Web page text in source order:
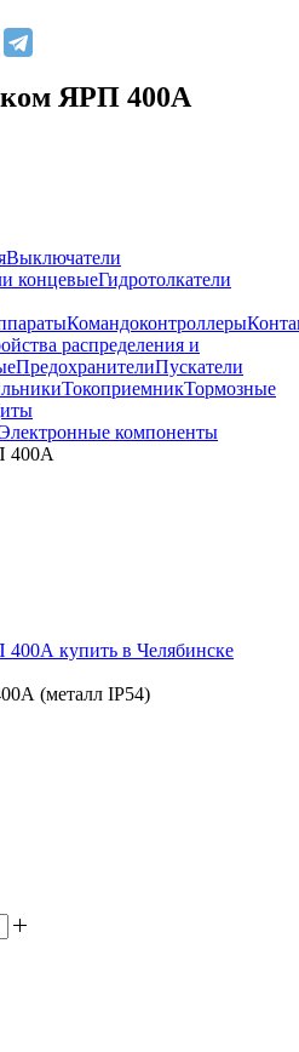
ЯРП 400А
Выключатели
концевыеГидротолкатели
Командоконтроллеры
распределения и
ПредохранителиПускатели
ТокоприемникТормозные
компоненты
400А
(металл IP54)